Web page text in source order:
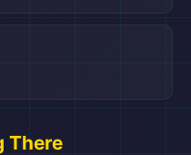
There